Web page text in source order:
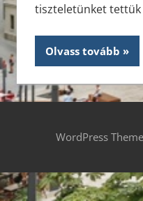
tiszteletünket tettük
Olvass tovább
WordPress